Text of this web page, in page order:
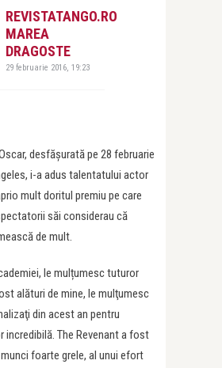
REVISTATANGO.RO
MAREA
DRAGOSTE
29 februarie 2016, 19:23
desfășurată pe 28 februarie
i-a adus talentatului actor
mult doritul premiu pe care
săi considerau că
de mult.
le mulțumesc tuturor
alături de mine, le mulţumesc
din acest an pentru
incredibilă. The Revenant a fost
foarte grele, al unui efort